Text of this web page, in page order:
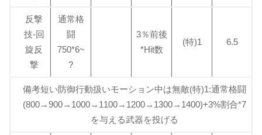
反撃
技-回
旋反
撃
通常格
闘
750*6~
?
3％前後
*Hit数
(特)1 6.5
備考短い防御行動扱いモーション中は無敵(特)1:通常格闘
(800→900→1000→1100→1200→1300→1400)+3%割合*7
を与える武器を投げる